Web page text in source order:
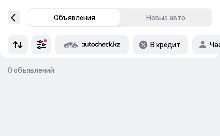
Объявления Новые авто
В кредит
0 объявлений